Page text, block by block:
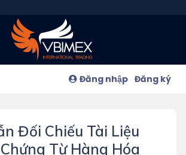
Đăng nhập Đăng ký
Đối Chiếu Tài Liệu
Từ Hàng Hóa